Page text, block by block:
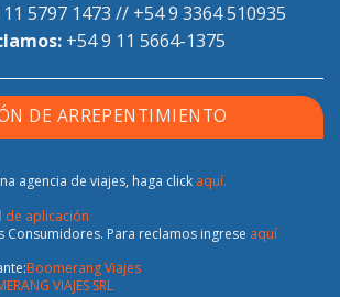
5797 1473 // +54 9 3364 510935
+54 9 11 5664-1375
DE ARREPENTIMIENTO
agencia de viajes, haga click aquí.
aplicación
Consumidores. Para reclamos ingrese aquí
Boomerang Viajes
VIAJES SRL